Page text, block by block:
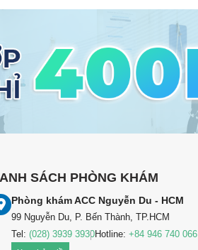
SÁCH PHÒNG KHÁM
Phòng khám ACC Nguyễn Du - HCM
99 Nguyễn Du, P. Bến Thành, TP.HCM
Tel: (028) 3939 3930Hotline: +84 946 740 066